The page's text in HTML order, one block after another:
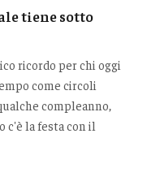
tiene sotto
ricordo per chi oggi
come circoli
compleanno,
c'è la festa con il